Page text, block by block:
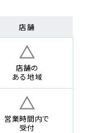
店舗
店舗の
ある地域
営業時間内で
受付